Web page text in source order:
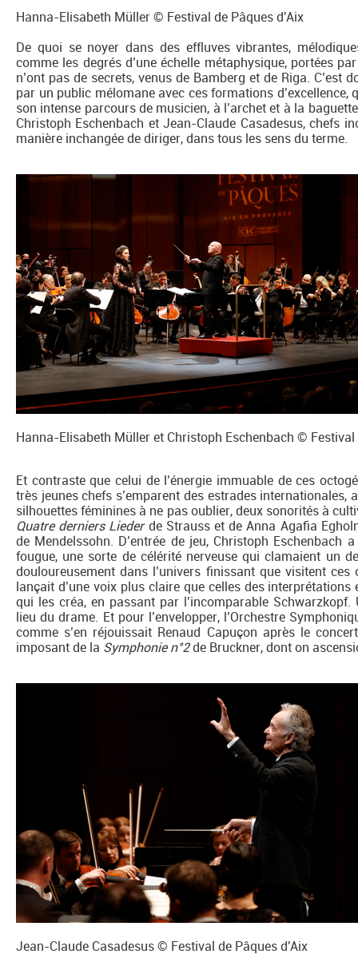
Hanna-Elisabeth Müller © Festival de Pâques d'Aix
De quoi se noyer dans des effluves vibrantes,
comme les degrés d’une échelle métaphysique, portées
n’ont pas de secrets, venus de Bamberg et de Riga. C’est
par un public mélomane avec ces formations
son intense parcours de musicien, à l’archet et à la
Christoph Eschenbach et Jean-Claude Casadesus, chefs
manière inchangée de diriger, dans tous les sens du terme.
Hanna-Elisabeth Müller et Christoph Eschenbach © Festival
Et contraste que celui de l’énergie immuable de ces
très jeunes chefs s’emparent des estrades
silhouettes féminines à ne pas oublier, deux sonorités à
Quatre derniers Liederde Strauss et de Anna Agafia
de Mendelssohn. D’entrée de jeu, Christoph Eschenbach
fougue, une sorte de célérité nerveuse qui clamaient un
douloureusement dans l’univers finissant que visitent
lançait d’une voix plus claire que celles des
qui les créa, en passant par l’incomparable
lieu du drame. Et pour l’envelopper, l’Orchestre
comme s’en réjouissait Renaud Capuçon après le
imposant de la Symphonie n°2de Bruckner, dont on
Jean-Claude Casadesus © Festival de Pâques d'Aix